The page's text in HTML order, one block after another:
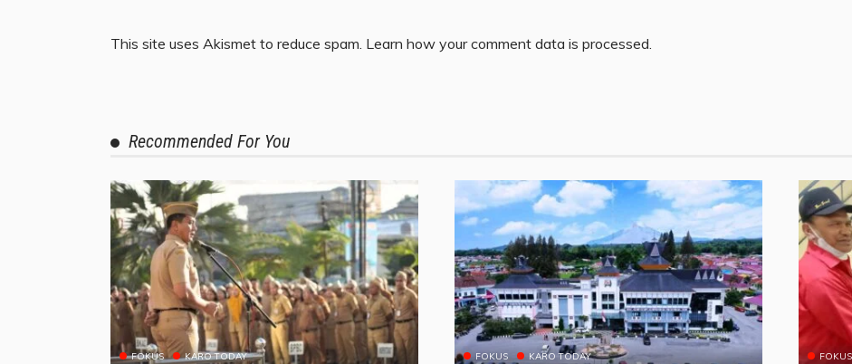
This site uses Akismet to reduce spam. Learn how your comment data is processed.
Recommended For You
FOKUS KARO TODAY FOKUS KARO TODAY FOKUS